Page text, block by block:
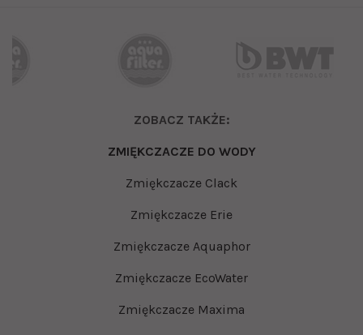
ZOBACZ TAKŻE:
ZMIĘKCZACZE DO WODY
Zmiękczacze Clack
Zmiękczacze Erie
Zmiękczacze Aquaphor
Zmiękczacze EcoWater
Zmiękczacze Maxima